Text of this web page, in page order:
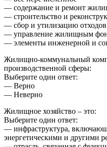
— содержание и ремонт
— строительство и
— сбор и утилизацию отходов
— управление жилищным
— элементы инженерной и
Жилищно-коммунальный
производственной сферы:
Выберите один ответ:
— Верно
— Неверно
Жилищное хозяйство – это:
Выберите один ответ:
— инфраструктура,
энергетическими и другими